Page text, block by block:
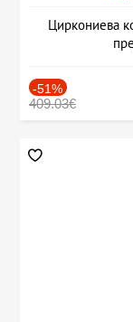
Циркониева
-51%
409.03€